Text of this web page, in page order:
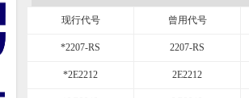
现行代号 曾用代号
*2207-RS 2207-RS
*2E2212 2E2212